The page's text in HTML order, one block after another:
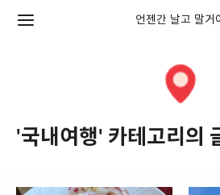
언젠간 날고 말거
'국내여행' 카테고리의